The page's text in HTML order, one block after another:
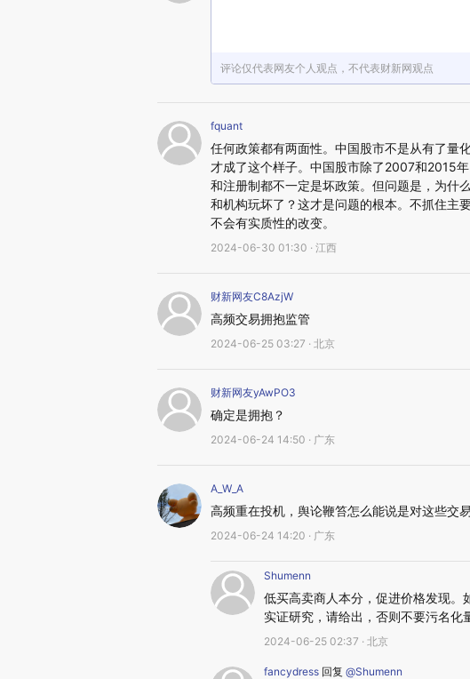
评论仅代表网友个人观点，不代表财新网观点
fquant
任何政策都有两面性。中国股市不是从有了量
才成了这个样子。中国股市除了2007和2015
和注册制都不一定是坏政策。但问题是，为什
和机构玩坏了？这才是问题的根本。不抓住主
不会有实质性的改变。
2024-06-30 01:30 · 江西
财新网友C8AzjW
高频交易拥抱监管
2024-06-25 03:27 · 北京
财新网友yAwPO3
确定是拥抱？
2024-06-24 14:50 · 广东
A_W_A
高频重在投机，舆论鞭笞怎么能说是对这些交
2024-06-24 14:20 · 广东
Shumenn
低买高卖商人本分，促进价格发现。
实证研究，请给出，否则不要污名化
2024-06-25 02:37 · 北京
fancydress 回复 @Shumenn